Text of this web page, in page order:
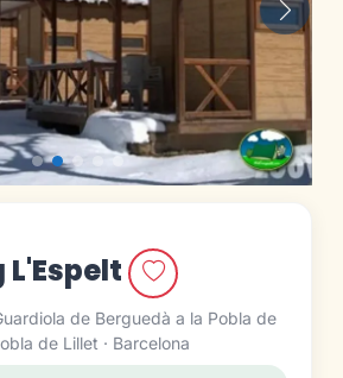
de Berguedà a la Pobla de
de Lillet · Barcelona